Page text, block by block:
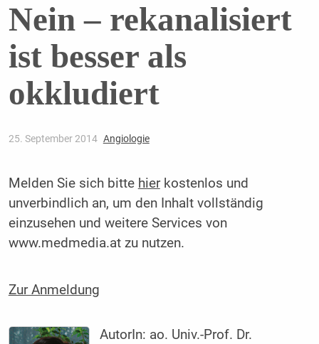
Nein – rekanalisiert
ist besser als
okkludiert
25. September 2014 Angiologie
Melden Sie sich bitte hierkostenlos und
unverbindlich an, um den Inhalt vollständig
einzusehen und weitere Services von
www.medmedia.at zu nutzen.
Zur Anmeldung
AutorIn: ao. Univ.-Prof. Dr.